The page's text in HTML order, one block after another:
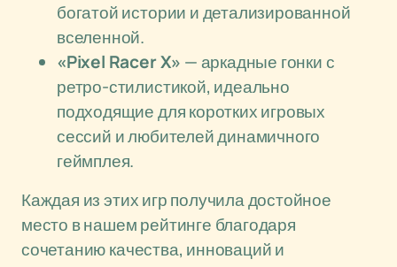
богатой истории и детализированной
вселенной.
«Pixel Racer X» — аркадные гонки с
ретро-стилистикой, идеально
подходящие для коротких игровых
сессий и любителей динамичного
геймплея.
Каждая из этих игр получила достойное
место в нашем рейтинге благодаря
сочетанию качества, инноваций и